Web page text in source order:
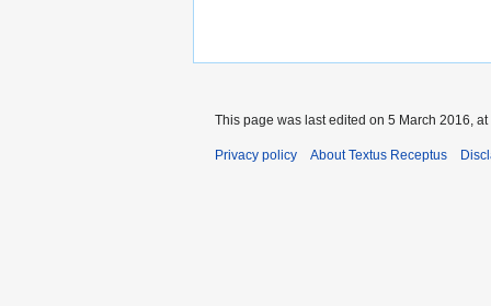
This page was last edited on 5 March 2016, at
Privacy policy About Textus Receptus